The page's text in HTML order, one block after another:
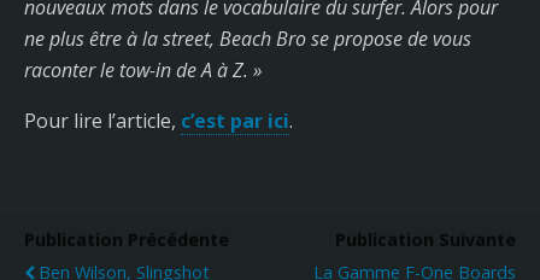
nouveaux mots dans le vocabulaire du surfer. Alors pour
ne plus être à la street, Beach Bro se propose de vous
raconter le tow-in de A à Z. »
Pour lire l’article, c’est par ici.
Publication Précédente
Ben Wilson, Slingshot
Publication Suivante
La Gamme F-One Boards